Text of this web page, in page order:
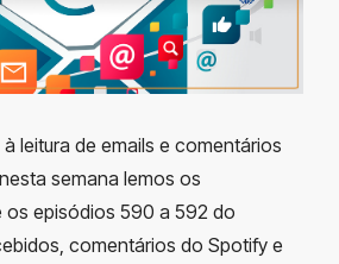
leitura de emails e comentários
semana lemos os
episódios 590 a 592 do
comentários do Spotify e